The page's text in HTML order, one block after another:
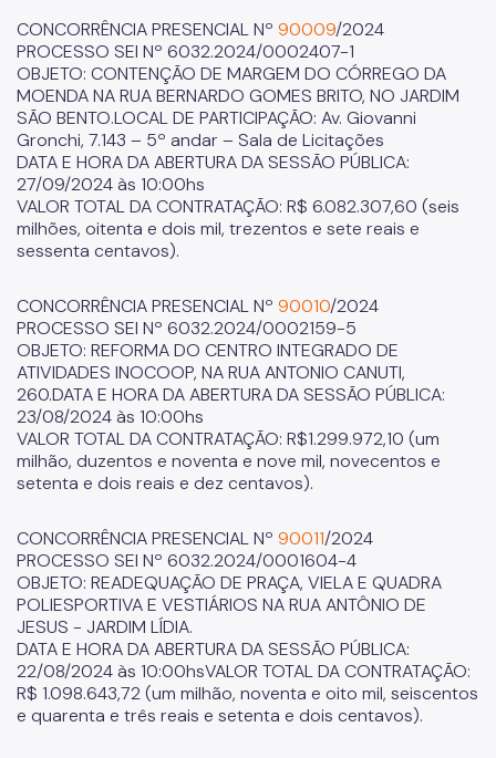
CONCORRÊNCIA PRESENCIAL Nº 90009/2024
PROCESSO SEI Nº 6032.2024/0002407-1
OBJETO: CONTENÇÃO DE MARGEM DO CÓRREGO DA
MOENDA NA RUA BERNARDO GOMES BRITO, NO JARDIM
SÃO BENTO.LOCAL DE PARTICIPAÇÃO: Av. Giovanni
Gronchi, 7.143 – 5º andar – Sala de Licitações
DATA E HORA DA ABERTURA DA SESSÃO PÚBLICA:
27/09/2024 às 10:00hs
VALOR TOTAL DA CONTRATAÇÃO: R$ 6.082.307,60 (seis
milhões, oitenta e dois mil, trezentos e sete reais e
sessenta centavos).
CONCORRÊNCIA PRESENCIAL Nº 90010/2024
PROCESSO SEI Nº 6032.2024/0002159-5
OBJETO: REFORMA DO CENTRO INTEGRADO DE
ATIVIDADES INOCOOP, NA RUA ANTONIO CANUTI,
260.DATA E HORA DA ABERTURA DA SESSÃO PÚBLICA:
23/08/2024 às 10:00hs
VALOR TOTAL DA CONTRATAÇÃO: R$1.299.972,10 (um
milhão, duzentos e noventa e nove mil, novecentos e
setenta e dois reais e dez centavos).
CONCORRÊNCIA PRESENCIAL Nº 90011/2024
PROCESSO SEI Nº 6032.2024/0001604-4
OBJETO: READEQUAÇÃO DE PRAÇA, VIELA E QUADRA
POLIESPORTIVA E VESTIÁRIOS NA RUA ANTÔNIO DE
JESUS - JARDIM LÍDIA.
DATA E HORA DA ABERTURA DA SESSÃO PÚBLICA:
22/08/2024 às 10:00hsVALOR TOTAL DA CONTRATAÇÃO:
R$ 1.098.643,72 (um milhão, noventa e oito mil, seiscentos
e quarenta e três reais e setenta e dois centavos).